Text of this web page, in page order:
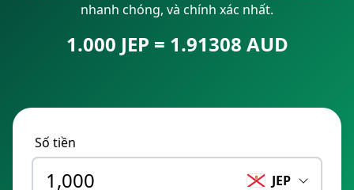
nhanh chóng, và chính xác nhất.
1.000 JEP = 1.91308 AUD
Số tiền
JEP